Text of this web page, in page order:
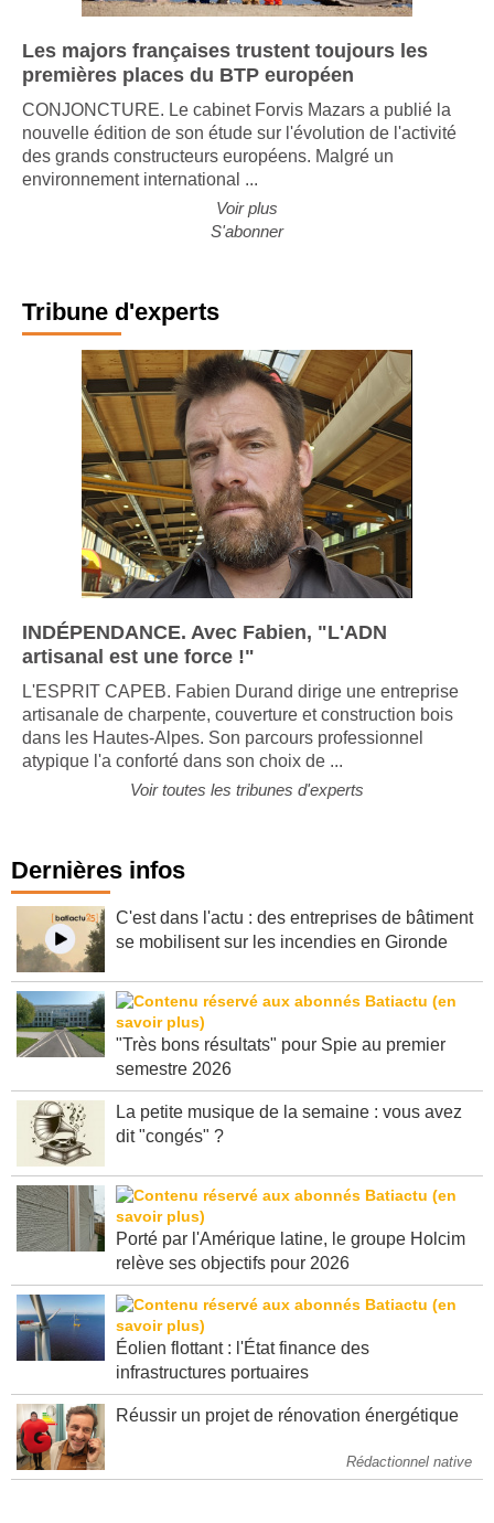
Les majors françaises trustent toujours les
premières places du BTP européen
CONJONCTURE. Le cabinet Forvis Mazars a publié la
nouvelle édition de son étude sur l'évolution de l'activité
des grands constructeurs européens. Malgré un
environnement international ...
Voir plus
S'abonner
Tribune d'experts
INDÉPENDANCE. Avec Fabien, "L'ADN
artisanal est une force !"
L'ESPRIT CAPEB. Fabien Durand dirige une entreprise
artisanale de charpente, couverture et construction bois
dans les Hautes-Alpes. Son parcours professionnel
atypique l'a conforté dans son choix de ...
Voir toutes les tribunes d'experts
Dernières infos
C'est dans l'actu : des entreprises de bâtiment
se mobilisent sur les incendies en Gironde
"Très bons résultats" pour Spie au premier
semestre 2026
La petite musique de la semaine : vous avez
dit "congés" ?
Porté par l'Amérique latine, le groupe Holcim
relève ses objectifs pour 2026
Éolien flottant : l'État finance des
infrastructures portuaires
Réussir un projet de rénovation énergétique
Rédactionnel native